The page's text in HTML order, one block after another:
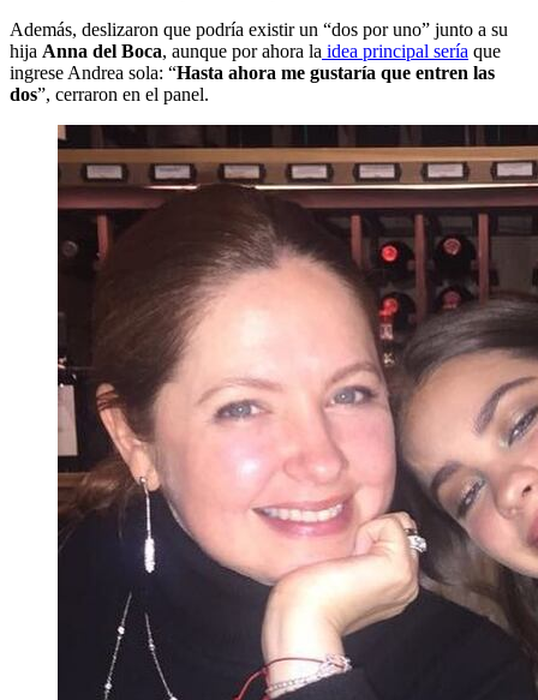
Además, deslizaron que podría existir un “dos por uno” junto a su
hija Anna del Boca, aunque por ahora la idea principal sería que
ingrese Andrea sola: “Hasta ahora me gustaría que entren las
dos”, cerraron en el panel.